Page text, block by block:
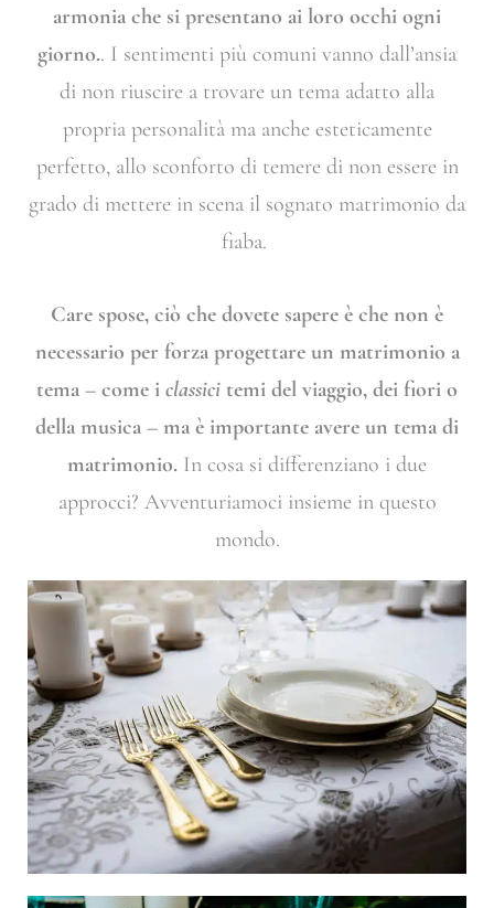
armonia che si presentano ai loro occhi ogni
giorno.. I sentimenti più comuni vanno dall’ansia
di non riuscire a trovare un tema adatto alla
propria personalità ma anche esteticamente
perfetto, allo sconforto di temere di non essere in
grado di mettere in scena il sognato matrimonio da
fiaba.
Care spose, ciò che dovete sapere è che non è
necessario per forza progettare un matrimonio a
tema – come i classici temi del viaggio, dei fiori o
della musica – ma è importante avere un tema di
matrimonio. In cosa si differenziano i due
approcci? Avventuriamoci insieme in questo
mondo.